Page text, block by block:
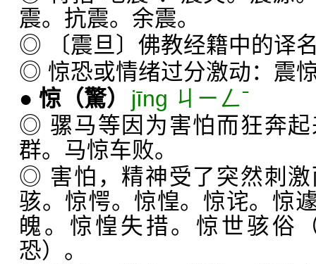
震。抗震。余震。
◎ 〔震旦〕佛教经籍中的译
◎ 惊恐或情绪过分激动：震
● 惊 （驚）
jīng ㄐㄧㄥˉ
◎ 骡马等因为害怕而狂奔
群。马惊车败。
◎ 害怕，精神受了突然刺
骇。惊愕。惊惶。惊诧。惊
魄。惊惶失措。惊世骇俗
恐）。